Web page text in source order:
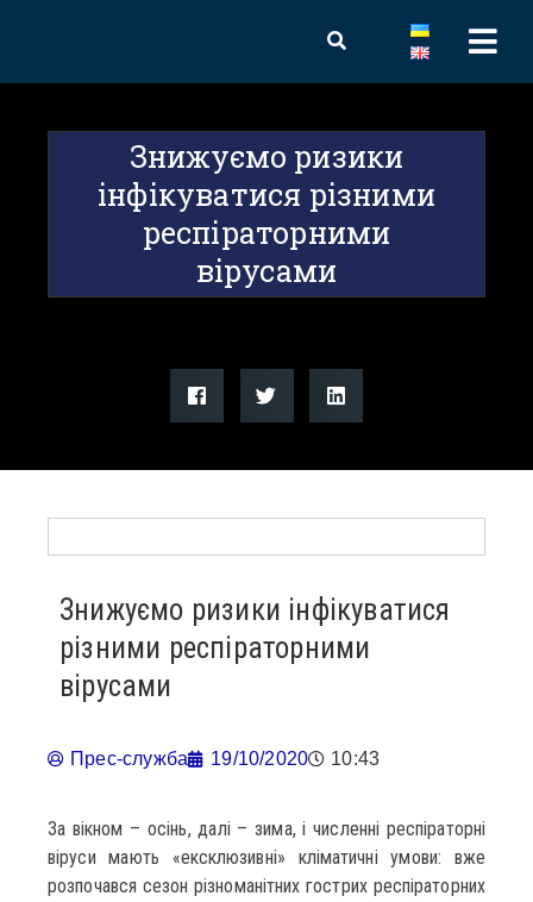
Знижуємо ризики
інфікуватися різними
респіраторними
вірусами
Знижуємо ризики інфікуватися
різними респіраторними
вірусами
Прес-служба 19/10/2020 10:43
За вікном – осінь, далі – зима, і численні респіраторні
віруси мають «ексклюзивні» кліматичні умови: вже
розпочався сезон різноманітних гострих респіраторних